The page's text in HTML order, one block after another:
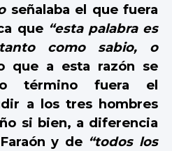
señalaba el que fuera
que “esta palabra es
como sabio, o
que a esta razón se
término fuera el
a los tres hombres
si bien, a diferencia
y de “todos los